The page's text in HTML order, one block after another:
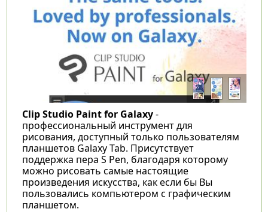
Clip Studio Paint for Galaxy-
профессиональный инструмент для
рисования, доступный только пользователям
планшетов Galaxy Tab. Присутствует
поддержка пера S Pen, благодаря которому
можно рисовать самые настоящие
произведения искусства, как если бы Вы
пользовались компьютером с графическим
планшетом.